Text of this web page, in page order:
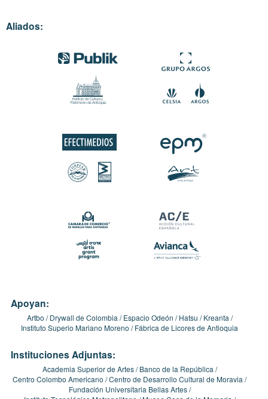
Aliados:
Apoyan:
Artbo Drywall de Colombia Espacio Odeón Hatsu
Kreanta
Instituto Superio Mariano Moreno
Fábrica de Licores de Antioquia
Instituciones Adjuntas:
Academia Superior de Artes
Banco de la República
Centro Colombo Americano Centro de Desarrollo Cultural de Moravia
Fundación Universitaria Bellas Artes